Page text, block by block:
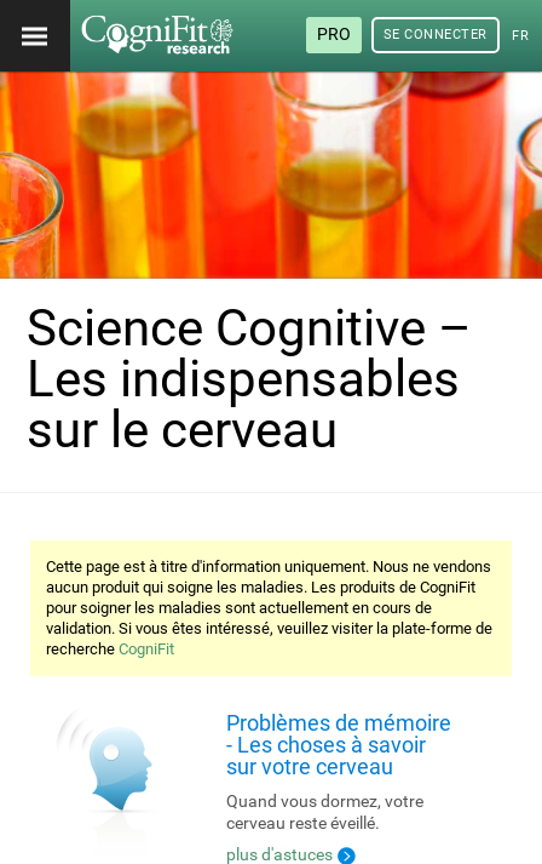
PRO SE CONNECTER
Science Cognitive –
Les indispensables
sur le cerveau
Cette page est à titre d'information uniquement. Nous ne vendons
aucun produit qui soigne les maladies. Les produits de CogniFit
pour soigner les maladies sont actuellement en cours de
validation. Si vous êtes intéressé, veuillez visiter la plate-forme de
rechercheCogniFit
Problèmes de mémoire
- Les choses à savoir
sur votre cerveau
Quand vous dormez, votre
cerveau reste éveillé.
plus d'astuces